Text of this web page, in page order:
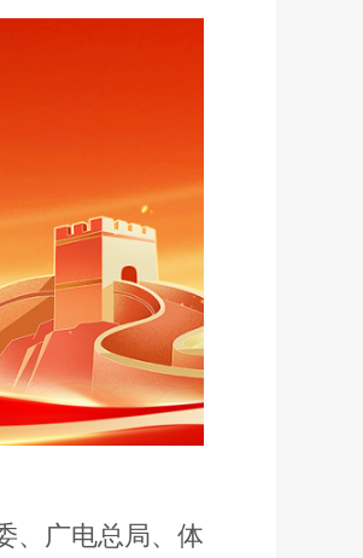
、广电总局、体